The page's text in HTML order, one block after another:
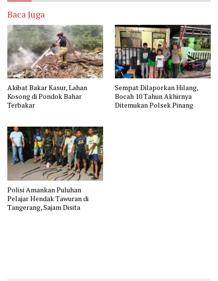
Baca Juga
Akibat Bakar Kasur, Lahan
Kosong di Pondok Bahar
Terbakar
Sempat Dilaporkan Hilang,
Bocah 10 Tahun Akhirnya
Ditemukan Polsek Pinang
Polisi Amankan Puluhan
Pelajar Hendak Tawuran di
Tangerang, Sajam Disita